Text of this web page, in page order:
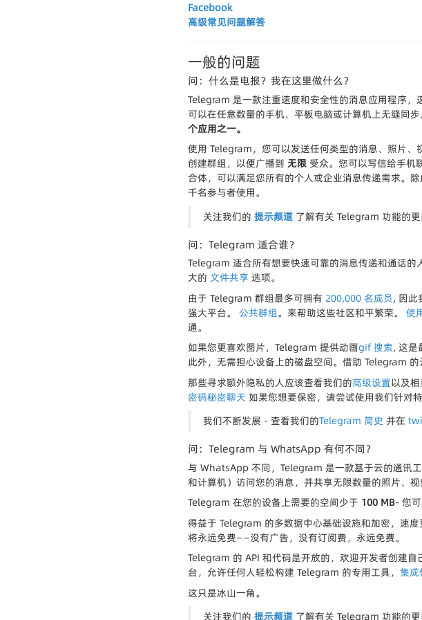
Facebook
高级常见问题解答
一般的问题
问：什么是电报？我在这里做什么？
Telegram 是一款注重速度和安全性的消息应用程序
可以在任意数量的手机、平板电脑或计算机上无缝同
个应用之一。
使用 Telegram，您可以发送任何类型的消息、照片、
创建群组，以便广播到 无限 受众。您可以写信给手机
合体，可以满足您所有的个人或企业消息传递需求。
千名参与者使用。
关注我们的 提示频道 了解有关 Telegram 功能的更
问：Telegram 适合谁？
Telegram 适合所有想要快速可靠的消息传递和通话的
大的 文件共享 选项。
由于 Telegram 群组最多可拥有 200,000 名成员, 因此
强大平台。 公共群组。来帮助这些社区和平繁荣。 使
通。
如果您更喜欢图片，Telegram 提供动画gif 搜索, 这是
此外，无需担心设备上的磁盘空间。借助 Telegram 的
那些寻求额外隐私的人应该查看我们的高级设置以及
密码秘密聊天 如果您想要保密，请尝试使用我们针对
我们不断发展 - 查看我们的Telegram 简史 并在
问：Telegram 与 WhatsApp 有何不同？
与 WhatsApp 不同，Telegram 是一款基于云的通讯
和计算机）访问您的消息，并共享无限数量的照片、
Telegram 在您的设备上需要的空间少于 100 MB- 您
得益于 Telegram 的多数据中心基础设施和加密，速度
将永远免费——没有广告，没有订阅费，永远免费。
Telegram 的 API 和代码是开放的，欢迎开发者创建
台，允许任何人轻松构建 Telegram 的专用工具， 集成
这只是冰山一角。
关注我们的 提示频道 了解有关 Telegram 功能的更